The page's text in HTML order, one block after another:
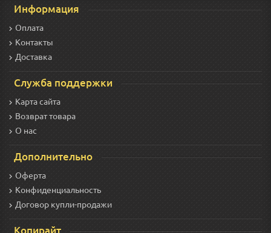
Информация
Оплата
Контакты
Доставка
Служба поддержки
Карта сайта
Возврат товара
О нас
Дополнительно
Оферта
Конфиденциальность
Договор купли-продажи
Копирайт